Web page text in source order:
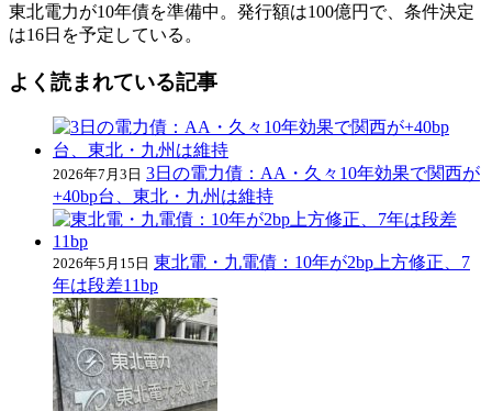
東北電力が10年債を準備中。発行額は100億円で、条件決定
は16日を予定している。
よく読まれている記事
2026年7月3日 3日の電力債：AA・久々10年効果で関西が
+40bp台、東北・九州は維持
2026年5月15日 東北電・九電債：10年が2bp上方修正、7
年は段差11bp